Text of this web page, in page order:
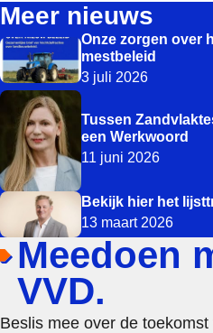
Meer nieuws
Onze zorgen over
mestbeleid
3 juli 2026
Tussen
een Werkwoord
11 juni 2026
Bekijk hier het
13 maart 2026
Meedoen
VVD.
Beslis mee over de